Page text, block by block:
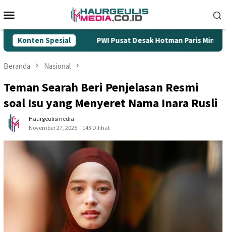
ke
Mobile
Konten SpesialPWI Pusat Desak Hotman Paris Minta Maaf:
Beranda Nasional
Teman Searah Beri Penjelasan Resmi
soal Isu yang Menyeret Nama Inara Rusli
Haurgeulismedia
November 27, 2025
143 Dilihat